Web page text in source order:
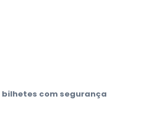
bilhetes com segurança